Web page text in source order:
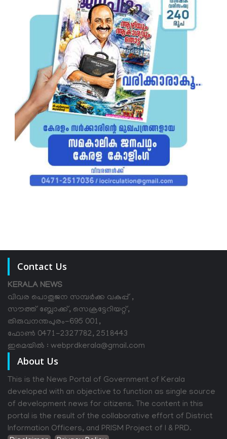
Contact Us
KERALA NEWS
വിവര പൊതുജന സമ്പര്‍ക്ക വകുപ്പ് ,
സൗത്ത് ബ്ലോക്ക്, സെക്രട്ടേറിയറ്റ്,
തിരുവനന്തപുരം-695 001,
ഫോൺ 0471-2327782, 2518443
ഇമെയിൽ : webprdkerala@gmail.com
About Us
This is the News Portal of Government of Kerala
developed with an objective to function as single source
of development news for citizens. The content in this
portal is the result of the collaborative effort of District
Information Officers, and PRISM Project of I & PRD.